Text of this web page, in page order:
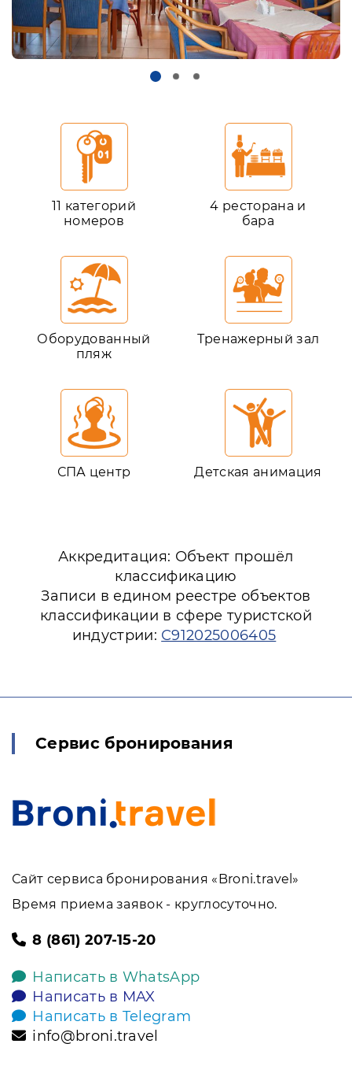
11 категорий
номеров
4 ресторана и
бара
Оборудованный
пляж
Тренажерный зал
СПА центр Детская анимация
Аккредитация: Объект прошёл
классификацию
Записи в едином реестре объектов
классификации в сфере туристской
индустрии: С912025006405
Сервис бронирования
Сайт сервиса бронирования «Broni.travel»
Время приема заявок - круглосуточно.
8 (861) 207-15-20
Написать в WhatsApp
Написать в MAX
Написать в Telegram
info@broni.travel